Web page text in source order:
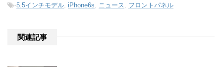
-5.5インチモデル iPhone6s ニュース フロントパネル
関連記事